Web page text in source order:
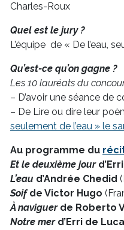
Charles-Roux
Quel est le jury ?
L’équipe de « De l’eau,
Qu’est-ce qu’on gagne ?
Les 10 lauréats du
– D’avoir une séance de
– De Lire ou dire leur
seulement de l’eau » le
Au programme du
Et le deuxième jour
L’eau d’Andrée Chedid
Soifde Victor Hugo
À naviguerde Roberto
Notre merd’Erri de Luca